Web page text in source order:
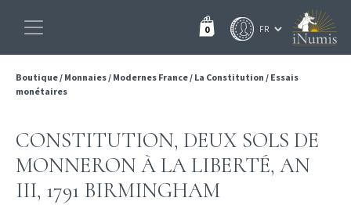
0
Boutique/ Monnaies/ Modernes France/ La Constitution / Essais
monétaires
CONSTITUTION, DEUX SOLS DE
MONNERON À LA LIBERTÉ, AN
III, 1791 BIRMINGHAM